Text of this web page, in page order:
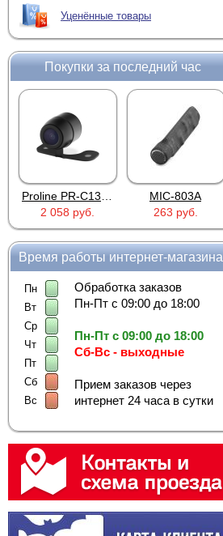
Уценённые товары
Покупки за последний час
2 058 руб.
MIC-803A
263 руб.
Время работы интернет-магазина
Пн
Вт
Ср
Чт
Пт
Сб
Вс
Обработка заказов
Пн-Пт с 09:00 до 18:00
Пн-Пт с 09:00 до 18:00
Сб-Вс - выходные
Прием заказов через
интернет 24 часа в сутки